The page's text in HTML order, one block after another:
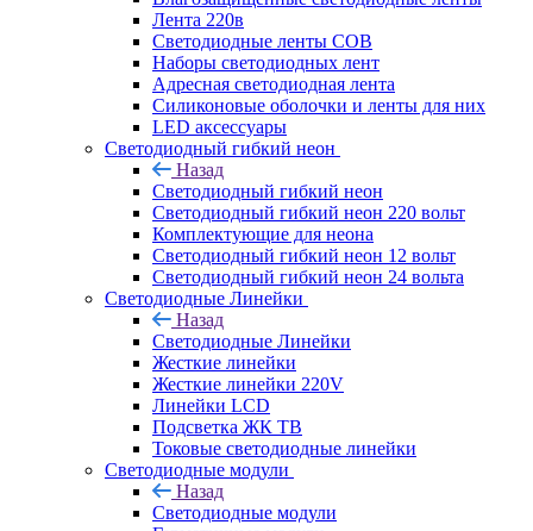
Лента 220в
Светодиодные ленты COB
Наборы светодиодных лент
Адресная светодиодная лента
Силиконовые оболочки и ленты для них
LED аксессуары
Светодиодный гибкий неон
Назад
Светодиодный гибкий неон
Светодиодный гибкий неон 220 вольт
Комплектующие для неона
Светодиодный гибкий неон 12 вольт
Светодиодный гибкий неон 24 вольта
Светодиодные Линейки
Назад
Светодиодные Линейки
Жесткие линейки
Жесткие линейки 220V
Линейки LCD
Подсветка ЖК ТВ
Токовые светодиодные линейки
Светодиодные модули
Назад
Светодиодные модули